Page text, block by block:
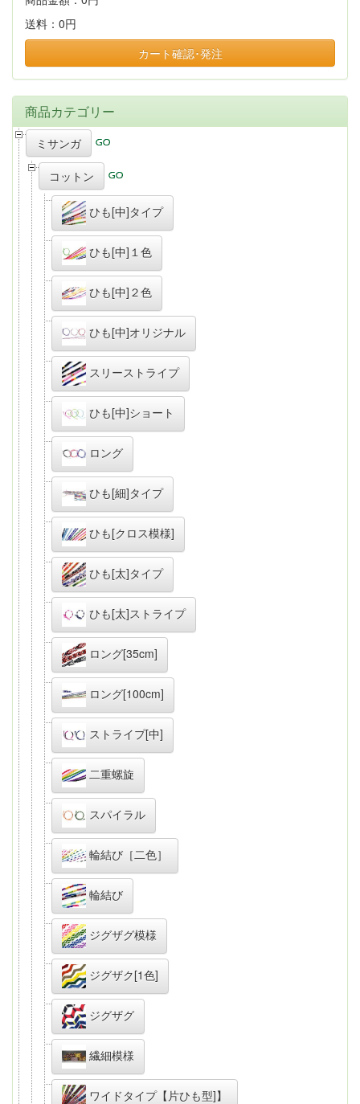
送料： 0円
カート確認･発注
商品カテゴリー
ミサンガ
コットン
ひも[中]タイプ
ひも[中]１色
ひも[中]２色
ひも[中]オリジナル
スリーストライプ
ひも[中]ショート
ロング
ひも[細]タイプ
ひも[クロス模様]
ひも[太]タイプ
ひも[太]ストライプ
ロング[35cm]
ロング[100cm]
ストライプ[中]
二重螺旋
スパイラル
輪結び［二色］
輪結び
ジグザグ模様
ジグザク[1色]
ジグザグ
繊細模様
ワイドタイプ【片ひも型]】